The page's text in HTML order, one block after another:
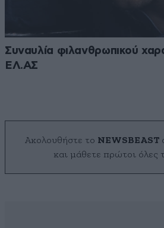
Συναυλία φιλανθρωπικού
ΕΛ.ΑΣ
Ακολουθήστε το NEWSBEAST
και μάθετε πρώτοι όλες